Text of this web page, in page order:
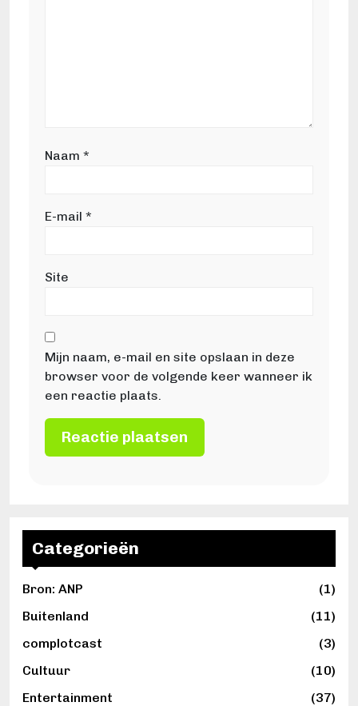
Categorieën
Bron: ANP
(1)
Buitenland
(11)
complotcast
(3)
Cultuur
(10)
Entertainment
(37)
Naam *
E-mail *
Site
Mijn naam, e-mail en site opslaan in deze
browser voor de volgende keer wanneer ik
een reactie plaats.